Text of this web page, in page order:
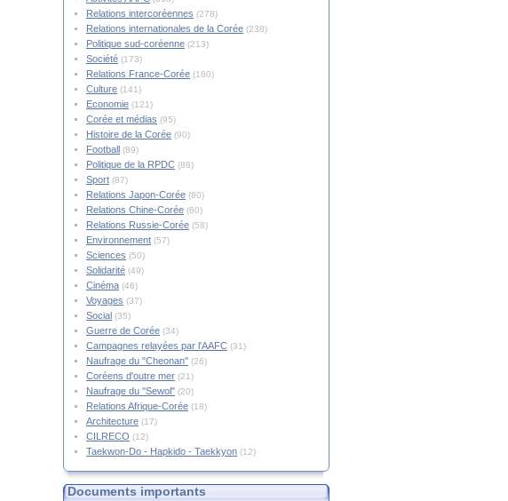
Relations intercoréennes (278)
Relations internationales de la Corée (238)
Politique sud-coréenne (213)
Société (173)
Relations France-Corée (160)
Culture (141)
Economie (121)
Corée et médias (95)
Histoire de la Corée (90)
Football (89)
Politique de la RPDC (88)
Sport (87)
Relations Japon-Corée (80)
Relations Chine-Corée (60)
Relations Russie-Corée (58)
Environnement (57)
Sciences (50)
Solidarité (49)
Cinéma (46)
Voyages (37)
Social (35)
Guerre de Corée (34)
Campagnes relayées par l'AAFC (31)
Naufrage du "Cheonan" (26)
Coréens d'outre mer (21)
Naufrage du "Sewol" (20)
Relations Afrique-Corée (18)
Architecture (17)
CILRECO (12)
Taekwon-Do - Hapkido - Taekkyon (12)
Documents importants